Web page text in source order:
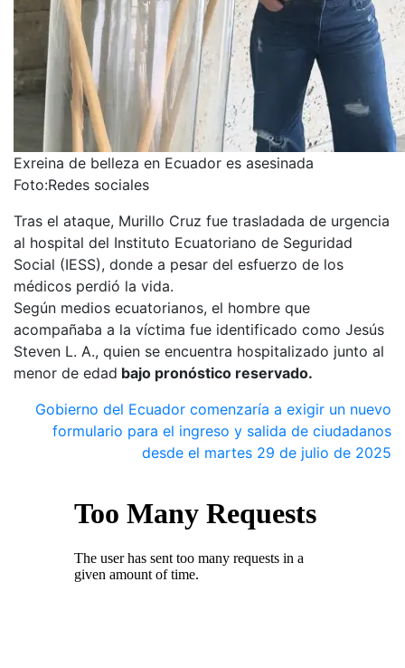
Exreina de belleza en Ecuador es asesinada
Foto:Redes sociales
Tras el ataque, Murillo Cruz fue trasladada de urgencia
al hospital del Instituto Ecuatoriano de Seguridad
Social (IESS), donde a pesar del esfuerzo de los
médicos perdió la vida.
Según medios ecuatorianos, el hombre que
acompañaba a la víctima fue identificado como Jesús
Steven L. A., quien se encuentra hospitalizado junto al
menor de edad bajo pronóstico reservado.
Gobierno del Ecuador comenzaría a exigir un nuevo
formulario para el ingreso y salida de ciudadanos
desde el martes 29 de julio de 2025